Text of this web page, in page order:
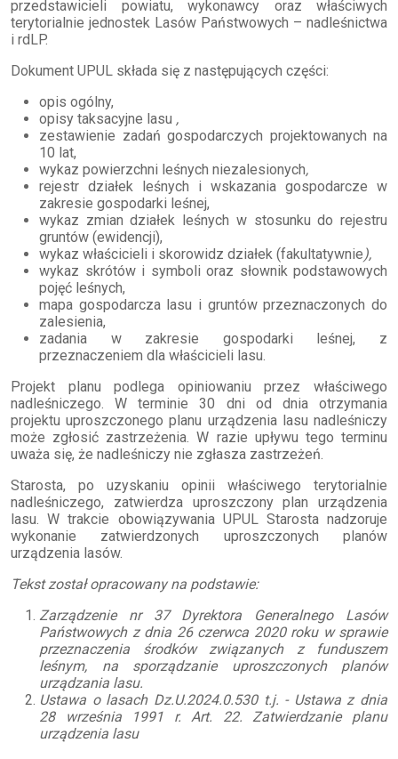
przedstawicieli powiatu, wykonawcy oraz właściwych
terytorialnie jednostek Lasów Państwowych – nadleśnictwa
i rdLP.
Dokument UPUL składa się z następujących części:
opis ogólny,
opisy taksacyjne lasu ,
zestawienie zadań gospodarczych projektowanych na
10 lat,
wykaz powierzchni leśnych niezalesionych,
rejestr działek leśnych i wskazania gospodarcze w
zakresie gospodarki leśnej,
wykaz zmian działek leśnych w stosunku do rejestru
gruntów (ewidencji),
wykaz właścicieli i skorowidz działek (fakultatywnie),
wykaz skrótów i symboli oraz słownik podstawowych
pojęć leśnych,
mapa gospodarcza lasu i gruntów przeznaczonych do
zalesienia,
zadania w zakresie gospodarki leśnej, z
przeznaczeniem dla właścicieli lasu.
Projekt planu podlega opiniowaniu przez właściwego
nadleśniczego. W terminie 30 dni od dnia otrzymania
projektu uproszczonego planu urządzenia lasu nadleśniczy
może zgłosić zastrzeżenia. W razie upływu tego terminu
uważa się, że nadleśniczy nie zgłasza zastrzeżeń.
Starosta, po uzyskaniu opinii właściwego terytorialnie
nadleśniczego, zatwierdza uproszczony plan urządzenia
lasu. W trakcie obowiązywania UPUL Starosta nadzoruje
wykonanie zatwierdzonych uproszczonych planów
urządzenia lasów.
Tekst został opracowany na podstawie:
Zarządzenie nr 37 Dyrektora Generalnego Lasów
Państwowych z dnia 26 czerwca 2020 roku w sprawie
przeznaczenia środków związanych z funduszem
leśnym, na sporządzanie uproszczonych planów
urządzania lasu.
Ustawa o lasach Dz.U.2024.0.530 t.j. - Ustawa z dnia
28 września 1991 r. Art. 22. Zatwierdzanie planu
urządzenia lasu